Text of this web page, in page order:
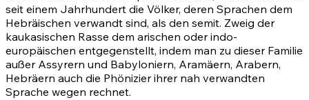
seit einem Jahrhundert die Völker, deren Sprachen dem
Hebräischen verwandt sind, als den semit. Zweig der
kaukasischen Rasse dem arischen oder indo-
europäischen entgegenstellt, indem man zu dieser Familie
außer Assyrern und Babyloniern, Aramäern, Arabern,
Hebräern auch die Phönizier ihrer nah verwandten
Sprache wegen rechnet.